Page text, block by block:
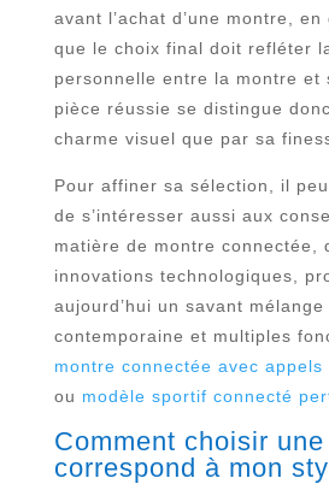
avant l’achat d’une montre,
que le choix final doit refléter
personnelle entre la montre et
pièce réussie se distingue
charme visuel que par sa
Pour affiner sa sélection, il
de s’intéresser aussi aux
matière de montre connectée,
innovations technologiques,
aujourd’hui un savant
contemporaine et multiples
montre connectée avec
ou modèle sportif connecté
Comment choisir
correspond à mon